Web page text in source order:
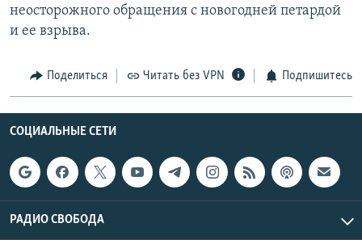
неосторожного обращения с новогодней петардой
и ее взрыва.
Поделиться Читать без VPN Подпишитесь
СОЦИАЛЬНЫЕ СЕТИ
РАДИО СВОБОДА